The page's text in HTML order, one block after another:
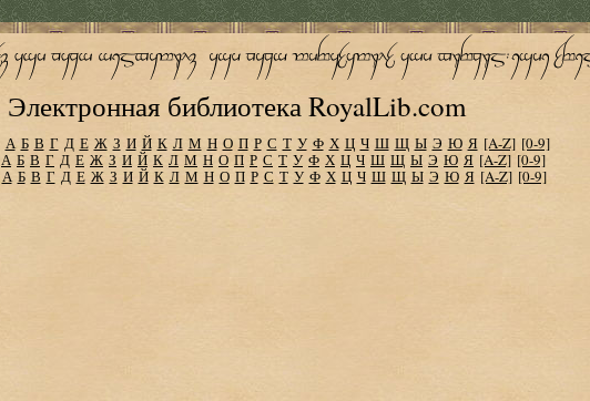
Электронная библиотека RoyalLib.com
А Б В Г Д Е Ж З И Й К Л М Н О П Р С Т У Ф Х Ц Ч Ш Щ Ы Э Ю Я [A-Z] [0-9]
А Б В Г Д Е Ж З И Й К Л М Н О П Р С Т У Ф Х Ц Ч Ш Щ Ы Э Ю Я [A-Z] [0-9]
А Б В Г Д Е Ж З И Й К Л М Н О П Р С Т У Ф Х Ц Ч Ш Щ Ы Э Ю Я [A-Z] [0-9]